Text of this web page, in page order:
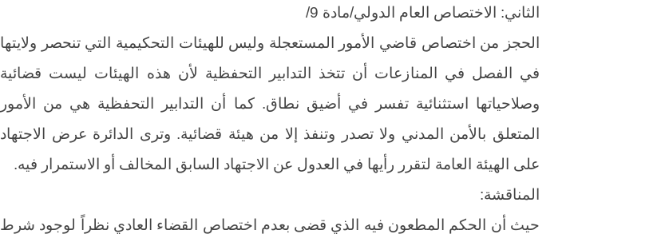
الثاني: الاختصاص العام الدولي/مادة 9/
الحجز من اختصاص قاضي الأمور المستعجلة وليس للهيئات التحكيمية التي تنحصر ولايتها
في الفصل في المنازعات أن تتخذ التدابير التحفظية لأن هذه الهيئات ليست قضائية
وصلاحياتها استثنائية تفسر في أضيق نطاق. كما أن التدابير التحفظية هي من الأمور
المتعلق بالأمن المدني ولا تصدر وتنفذ إلا من هيئة قضائية. وترى الدائرة عرض الاجتهاد
على الهيئة العامة لتقرر رأيها في العدول عن الاجتهاد السابق المخالف أو الاستمرار فيه.
المناقشة:
حيث أن الحكم المطعون فيه الذي قضى بعدم اختصاص القضاء العادي نظراً لوجود شرط